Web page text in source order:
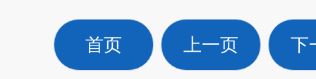
首页 上一页 下